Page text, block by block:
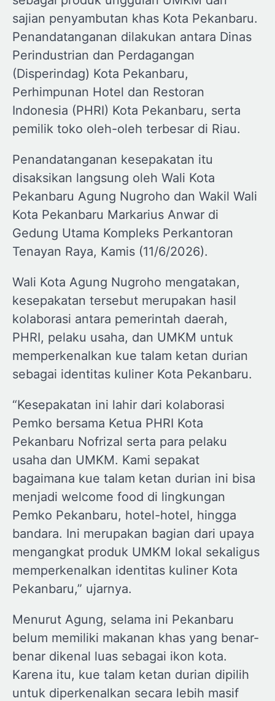
sajian penyambutan khas Kota Pekanbaru.
Penandatanganan dilakukan antara Dinas
Perindustrian dan Perdagangan
(Disperindag) Kota Pekanbaru,
Perhimpunan Hotel dan Restoran
Indonesia (PHRI) Kota Pekanbaru, serta
pemilik toko oleh-oleh terbesar di Riau.
Penandatanganan kesepakatan itu
disaksikan langsung oleh Wali Kota
Pekanbaru Agung Nugroho dan Wakil Wali
Kota Pekanbaru Markarius Anwar di
Gedung Utama Kompleks Perkantoran
Tenayan Raya, Kamis (11/6/2026).
Wali Kota Agung Nugroho mengatakan,
kesepakatan tersebut merupakan hasil
kolaborasi antara pemerintah daerah,
PHRI, pelaku usaha, dan UMKM untuk
memperkenalkan kue talam ketan durian
sebagai identitas kuliner Kota Pekanbaru.
“Kesepakatan ini lahir dari kolaborasi
Pemko bersama Ketua PHRI Kota
Pekanbaru Nofrizal serta para pelaku
usaha dan UMKM. Kami sepakat
bagaimana kue talam ketan durian ini bisa
menjadi welcome food di lingkungan
Pemko Pekanbaru, hotel-hotel, hingga
bandara. Ini merupakan bagian dari upaya
mengangkat produk UMKM lokal sekaligus
memperkenalkan identitas kuliner Kota
Pekanbaru,” ujarnya.
Menurut Agung, selama ini Pekanbaru
belum memiliki makanan khas yang benar-
benar dikenal luas sebagai ikon kota.
Karena itu, kue talam ketan durian dipilih
untuk diperkenalkan secara lebih masif